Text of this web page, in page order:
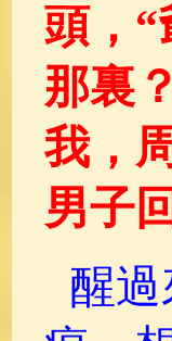
頭，“
那裏
我，
男子
醒